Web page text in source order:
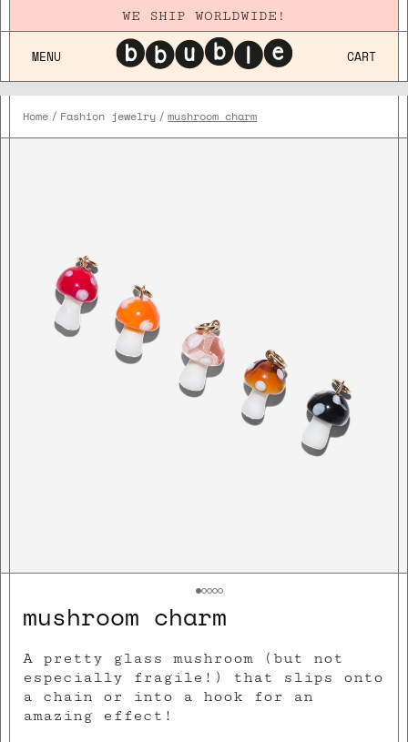
WE SHIP WORLDWIDE!
MENU CART
Home Fashion jewelry mushroom charm
mushroom charm
A pretty glass mushroom (but not
especially fragile!) that slips onto
a chain or into a hook for an
amazing effect!